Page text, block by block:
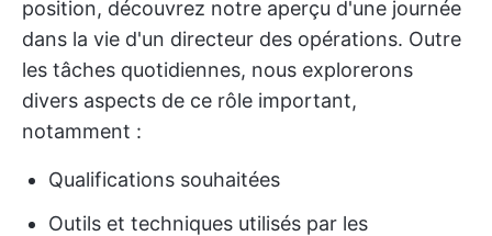
position, découvrez notre aperçu d'une journée
dans la vie d'un directeur des opérations. Outre
les tâches quotidiennes, nous explorerons
divers aspects de ce rôle important,
notamment :
Qualifications souhaitées
Outils et techniques utilisés par les